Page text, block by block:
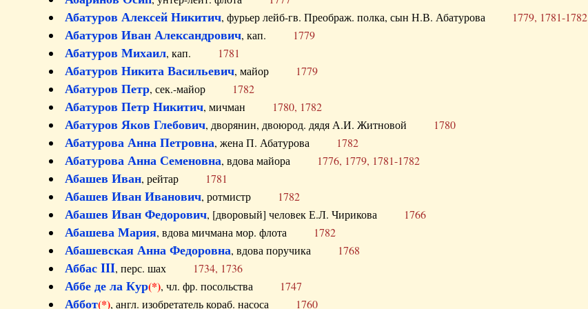
Абатуров Алексей Никитич, фурьер лейб-гв. Преображ. полка, сын Н.В. Абатурова 1779, 1781-1782
Абатуров Иван Александрович, кап. 1779
Абатуров Михаил, кап. 1781
Абатуров Никита Васильевич, майор 1779
Абатуров Петр, сек.-майор 1782
Абатуров Петр Никитич, мичман 1780, 1782
Абатуров Яков Глебович, дворянин, двоюрод. дядя А.И. Житновой 1780
Абатурова Анна Петровна, жена П. Абатурова 1782
Абатурова Анна Семеновна, вдова майора 1776, 1779, 1781-1782
Абашев Иван, рейтар 1781
Абашев Иван Иванович, ротмистр 1782
Абашев Иван Федорович, [дворовый] человек Е.Л. Чирикова 1766
Абашева Мария, вдова мичмана мор. флота 1782
Абашевская Анна Федоровна, вдова поручика 1768
Аббас III, перс. шах 1734, 1736
Аббе де ла Кур(*), чл. фр. посольства 1747
Аббот(*), англ. изобретатель кораб. насоса 1760